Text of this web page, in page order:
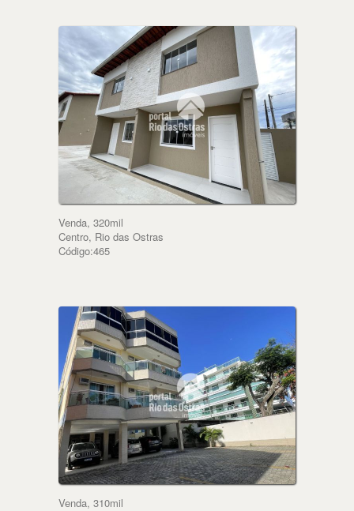
Venda, 320mil
Centro, Rio das Ostras
Código:465
Venda, 310mil